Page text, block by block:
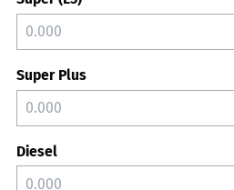
Super Plus
Diesel